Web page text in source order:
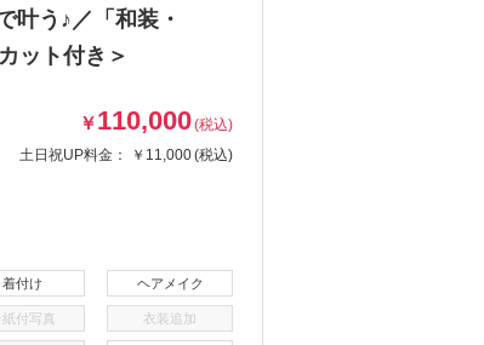
叶う♪／「和装・
ット付き＞
￥110,000(税込)
土日祝UP料金：
￥11,000(税込)
着付け ヘアメイク
紙付写真 衣装追加